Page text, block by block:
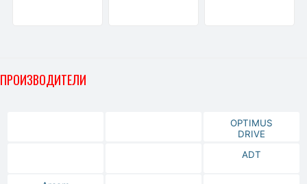
ПРОИЗВОДИТЕЛИ
OPTIMUS
DRIVE
ADT